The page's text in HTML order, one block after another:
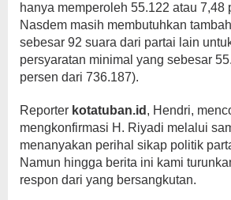
hanya memperoleh 55.122 atau 7,48
Nasdem masih membutuhkan
sebesar 92 suara dari partai lain
persyaratan minimal yang sebesar
persen dari 736.187).
Reporter kotatuban.id , Hendri,
mengkonfirmasi H. Riyadi melalui
menanyakan perihal sikap politik
Namun hingga berita ini kami
respon dari yang bersangkutan.